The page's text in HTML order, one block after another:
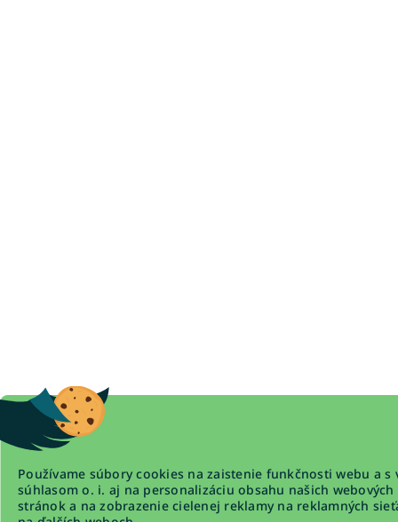
Používame súbory cookies na zaistenie funkčnosti webu a s
súhlasom o. i. aj na personalizáciu obsahu našich webových
stránok a na zobrazenie cielenej reklamy na reklamných